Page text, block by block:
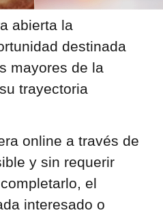
abierta la
destinada
mayores de la
trayectoria
online a través de
y sin requerir
el
interesado o